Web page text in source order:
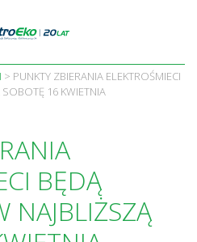
> PUNKTY ZBIERANIA ELEKTROŚMIECI
SOBOTĘ 16 KWIETNIA
BĘDĄ
NAJBLIŻSZĄ